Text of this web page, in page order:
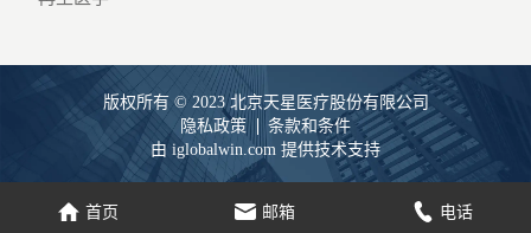
家 电子邮件 电话
版权所有 © 2023 北京天星医疗股份有限公司
隐私政策
条款和条件
由 iglobalwin.com 提供技术支持
首页 邮箱 电话